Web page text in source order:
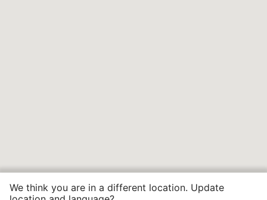
We think you are in a different location. Update